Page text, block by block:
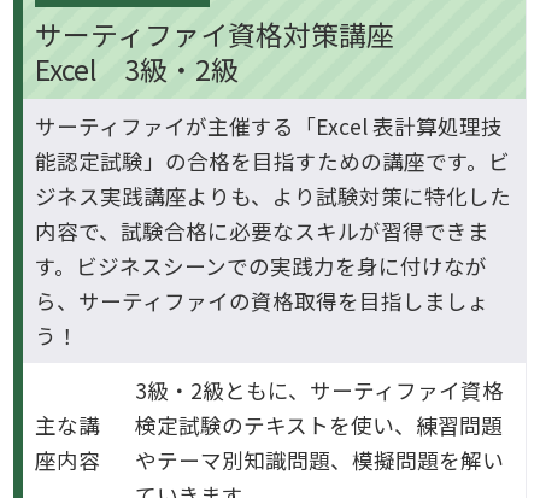
サーティファイ資格対策講座
Excel 3級・2級
サーティファイが主催する「Excel 表計算処理技
能認定試験」の合格を目指すための講座です。ビ
ジネス実践講座よりも、より試験対策に特化した
内容で、試験合格に必要なスキルが習得できま
す。ビジネスシーンでの実践力を身に付けなが
ら、サーティファイの資格取得を目指しましょ
う！
主な講
座内容
3級・2級ともに、サーティファイ資格
検定試験のテキストを使い、練習問題
やテーマ別知識問題、模擬問題を解い